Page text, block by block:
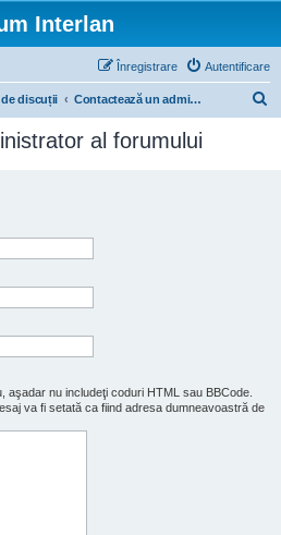
Interlan
Autentificare
Înregistrare
discuții Contactează un administrator al forumului
al forumului
aşadar nu includeţi coduri HTML sau BBCode.
va fi setată ca fiind adresa dumneavoastră de